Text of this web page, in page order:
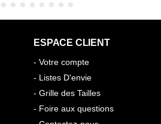
ESPACE CLIENT
- Votre compte
- Listes D'envie
- Grille des Tailles
- Foire aux questions